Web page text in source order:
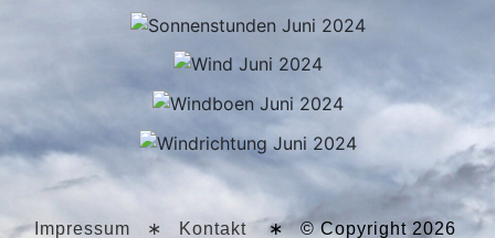
Impressum ∗ Kontakt∗ © Copyright 2026